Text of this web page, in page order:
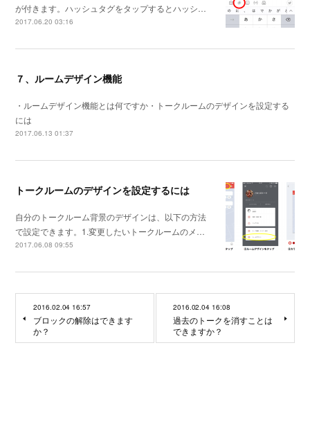
が付きます。ハッシュタグをタップするとハッシ…
2017.06.20 03:16
７、ルームデザイン機能
・ルームデザイン機能とは何ですか・トークルームのデザインを設定する
には
2017.06.13 01:37
トークルームのデザインを設定するには
自分のトークルーム背景のデザインは、以下の方法
で設定できます。1.変更したいトークルームのメ…
2017.06.08 09:55
2016.02.04 16:57
ブロックの解除はできます
か？
2016.02.04 16:08
過去のトークを消すことは
できますか？